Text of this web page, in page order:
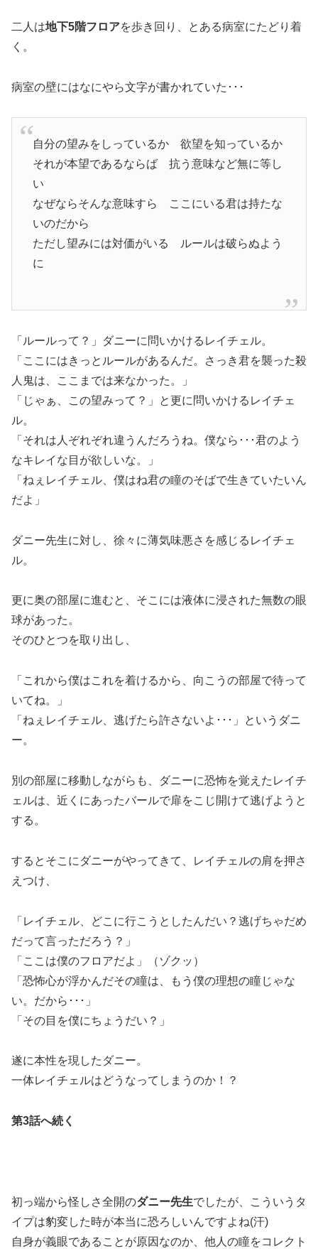
二人は地下5階フロアを歩き回り、とある病室にたどり着
く。
病室の壁にはなにやら文字が書かれていた･･･
自分の望みをしっているか 欲望を知っているか
それが本望であるならば 抗う意味など無に等し
い
なぜならそんな意味すら ここにいる君は持たな
いのだから
ただし望みには対価がいる ルールは破らぬよう
に
「ルールって？」ダニーに問いかけるレイチェル。
「ここにはきっとルールがあるんだ。さっき君を襲った殺
人鬼は、ここまでは来なかった。」
「じゃぁ、この望みって？」と更に問いかけるレイチェ
ル。
「それは人ぞれぞれ違うんだろうね。僕なら･･･君のよう
なキレイな目が欲しいな。」
「ねぇレイチェル、僕はね君の瞳のそばで生きていたいん
だよ」
ダニー先生に対し、徐々に薄気味悪さを感じるレイチェ
ル。
更に奥の部屋に進むと、そこには液体に浸された無数の眼
球があった。
そのひとつを取り出し、
「これから僕はこれを着けるから、向こうの部屋で待って
いてね。」
「ねぇレイチェル、逃げたら許さないよ･･･」というダニ
ー。
別の部屋に移動しながらも、ダニーに恐怖を覚えたレイチ
ェルは、近くにあったバールで扉をこじ開けて逃げようと
する。
するとそこにダニーがやってきて、レイチェルの肩を押さ
えつけ、
「レイチェル、どこに行こうとしたんだい？逃げちゃだめ
だって言っただろう？」
「ここは僕のフロアだよ」（ゾクッ）
「恐怖心が浮かんだその瞳は、もう僕の理想の瞳じゃな
い。だから･･･」
「その目を僕にちょうだい？」
遂に本性を現したダニー。
一体レイチェルはどうなってしまうのか！？
第3話へ続く
初っ端から怪しさ全開のダニー先生でしたが、こういうタ
イプは豹変した時が本当に恐ろしいんですよね(汗)
自身が義眼であることが原因なのか、他人の瞳をコレクト